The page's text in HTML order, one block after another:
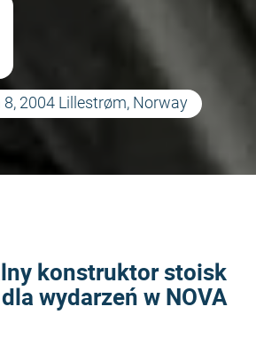
8, 2004 Lillestrøm, Norway
konstruktor stoisk
wydarzeń w NOVA